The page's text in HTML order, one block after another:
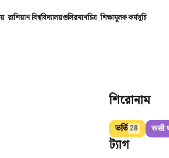
রাশিয়ান বিশ্ববিদ্যালয়গুলিরমানচিত্র শিক্ষামূলক কর্মসূচি
শিরোনাম
ভর্তি 28 रूसी
ট্যাগ